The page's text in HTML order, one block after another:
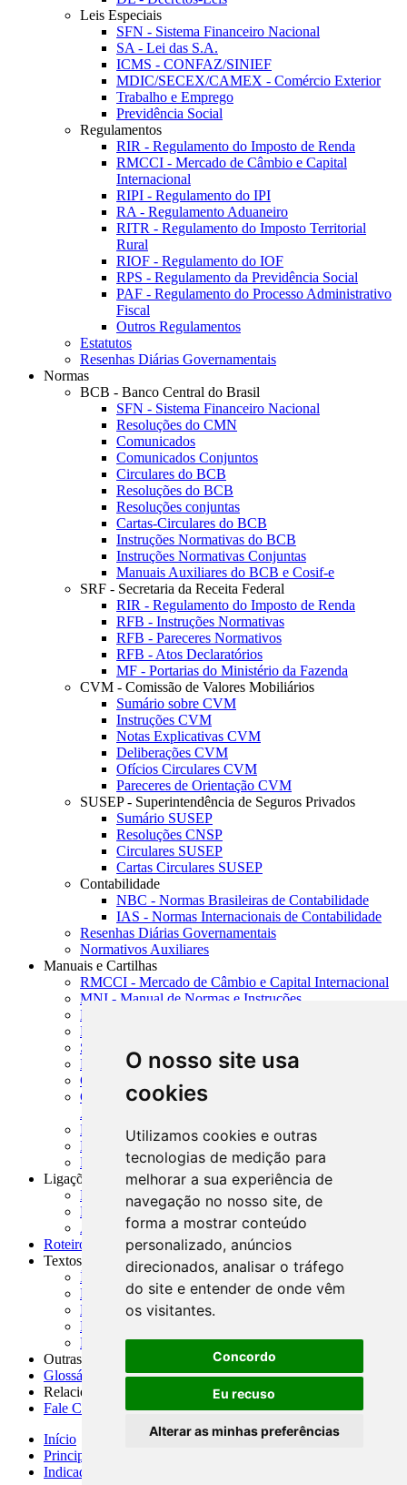
O nosso site usa
cookies
Utilizamos cookies e outras
tecnologias de medição para
melhorar a sua experiência de
navegação no nosso site, de
forma a mostrar conteúdo
personalizado, anúncios
direcionados, analisar o tráfego
do site e entender de onde vêm
os visitantes.
Concordo
Eu recuso
Alterar as minhas preferências
Leis Especiais
SFN - Sistema Financeiro Nacional
SA - Lei das S.A.
ICMS - CONFAZ/SINIEF
MDIC/SECEX/CAMEX - Comércio Exterior
Trabalho e Emprego
Previdência Social
Regulamentos
RIR - Regulamento do Imposto de Renda
RMCCI - Mercado de Câmbio e Capital
Internacional
RIPI - Regulamento do IPI
RA - Regulamento Aduaneiro
RITR - Regulamento do Imposto Territorial
Rural
RIOF - Regulamento do IOF
RPS - Regulamento da Previdência Social
PAF - Regulamento do Processo Administrativo
Fiscal
Outros Regulamentos
Estatutos
Resenhas Diárias Governamentais
Normas
BCB - Banco Central do Brasil
SFN - Sistema Financeiro Nacional
Resoluções do CMN
Comunicados
Comunicados Conjuntos
Circulares do BCB
Resoluções do BCB
Resoluções conjuntas
Cartas-Circulares do BCB
Instruções Normativas do BCB
Instruções Normativas Conjuntas
Manuais Auxiliares do BCB e Cosif-e
SRF - Secretaria da Receita Federal
RIR - Regulamento do Imposto de Renda
RFB - Instruções Normativas
RFB - Pareceres Normativos
RFB - Atos Declaratórios
MF - Portarias do Ministério da Fazenda
CVM - Comissão de Valores Mobiliários
Sumário sobre CVM
Instruções CVM
Notas Explicativas CVM
Deliberações CVM
Ofícios Circulares CVM
Pareceres de Orientação CVM
SUSEP - Superintendência de Seguros Privados
Sumário SUSEP
Resoluções CNSP
Circulares SUSEP
Cartas Circulares SUSEP
Contabilidade
NBC - Normas Brasileiras de Contabilidade
IAS - Normas Internacionais de Contabilidade
Resenhas Diárias Governamentais
Normativos Auxiliares
Manuais e Cartilhas
RMCCI - Mercado de Câmbio e Capital Internacional
MNI - Manual de Normas e Instruções
MTVM - Manual de Títulos e Valores Mobiliários
MCR - Manual de Crédito Rural
SISORF - Manual de Organização do SFN
MASUP - Manual de Supervisão Bancária
CADOC - Catálogo de Documentos
CNAE-CONCLA - Classificação Nacional de
Atividades Econômicas
PMF - Cartilhas do BCB
Manuais Auxiliares do BCB e Cosif-e
Resenhas Diárias Governamentais
Ligações Externas
Links Úteis
Presidência da República
Agências Nacionais Reguladoras
Roteiros para Estudos
Textos
Índice de Textos
Editorial
Monografias
Na Imprensa
Fórum de Discussão
Outras ferramentas
Glossário
Relacionamento
Fale Conosco
Início
Principais notícias
Indicadores